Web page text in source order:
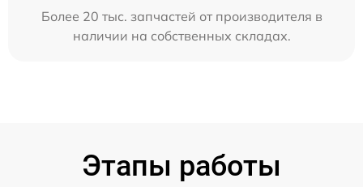
Более 20 тыс. запчастей от производителя в
наличии на собственных складах.
Этапы работы